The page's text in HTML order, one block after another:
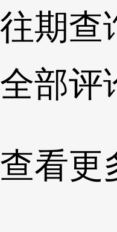
往期查
全部评
查看更